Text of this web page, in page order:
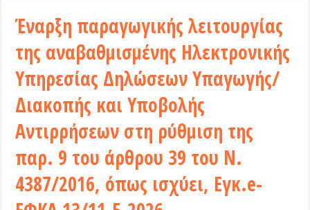
Έναρξη παραγωγικής λειτουργίας
της αναβαθμισμένης Ηλεκτρονικής
Υπηρεσίας Δηλώσεων Υπαγωγής/
Διακοπής και Υποβολής
Αντιρρήσεων στη ρύθμιση της
παρ. 9 του άρθρου 39 του Ν.
4387/2016, όπως ισχύει, Εγκ.e-